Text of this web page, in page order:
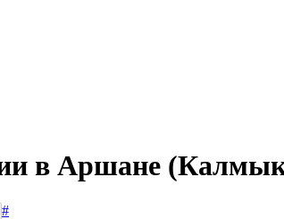
в Аршане
#